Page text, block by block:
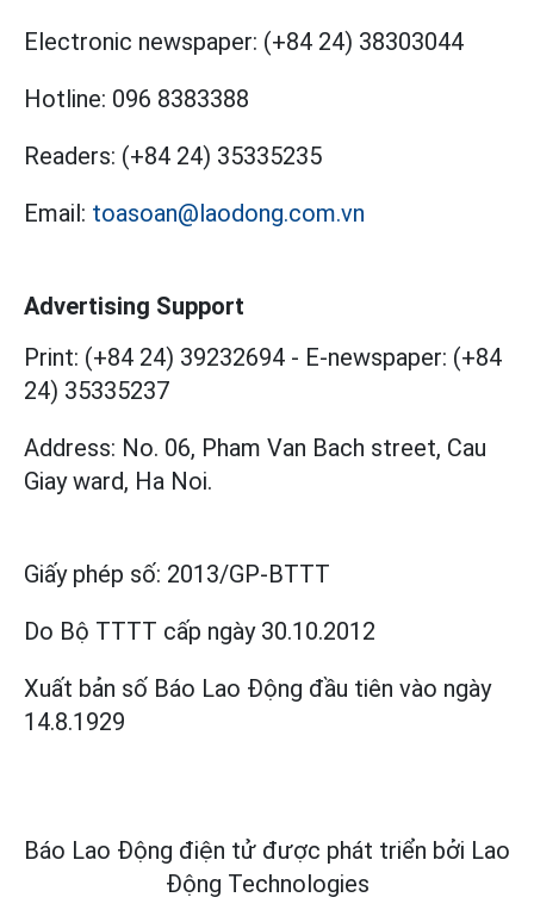
Electronic newspaper: (+84 24) 38303044
Hotline: 096 8383388
Readers: (+84 24) 35335235
Email: toasoan@laodong.com.vn
Advertising Support
Print: (+84 24) 39232694 - E-newspaper: (+84
24) 35335237
Address: No. 06, Pham Van Bach street, Cau
Giay ward, Ha Noi.
Giấy phép số: 2013/GP-BTTT
Do Bộ TTTT cấp ngày 30.10.2012
Xuất bản số Báo Lao Động đầu tiên vào ngày
14.8.1929
Báo Lao Động điện tử được phát triển bởi Lao
Động Technologies